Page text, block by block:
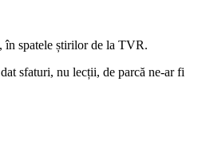
în spatele știrilor de la TVR.
sfaturi, nu lecții, de parcă ne-ar fi